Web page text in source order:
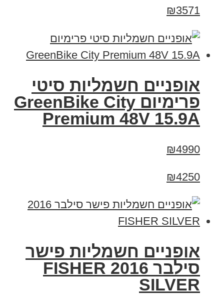
₪3571
אופניים חשמליות סיטי
פרימיום GreenBike City
Premium 48V 15.9A
₪4990
₪4250
אופניים חשמליות פישר
סילבר 2016 FISHER
SILVER